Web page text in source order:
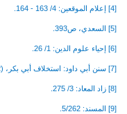
[4] إعلام الموقعين: 4/ 163 - 164.
[5] السعدي، ص393.
[6] إحياء علوم الدين: 1/ 26.
[7] سنن أبي داود: استخلاف أبي بكر، (4662). قال الشيخ الألباني: حسن صحيح.
[8] زاد المعاد: 3/ 275.
[9] المسند: 5/262.